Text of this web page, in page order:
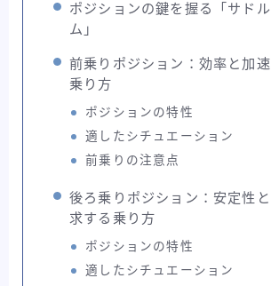
ポジションの鍵を握る「サド
ム」
前乗りポジション：効率と加
乗り方
ポジションの特性
適したシチュエーション
前乗りの注意点
後ろ乗りポジション：安定性
求する乗り方
ポジションの特性
適したシチュエーション